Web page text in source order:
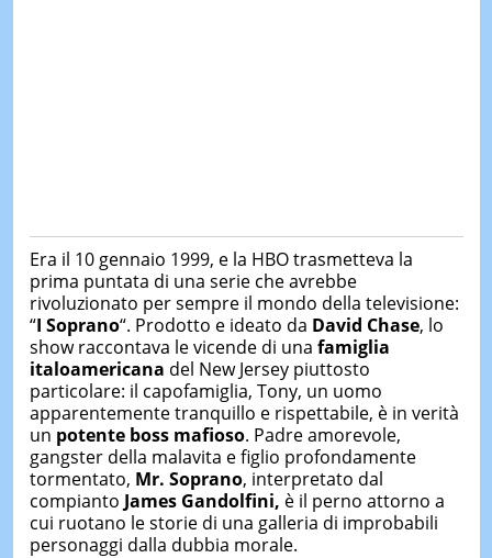
Era il 10 gennaio 1999, e la HBO trasmetteva la
prima puntata di una serie che avrebbe
rivoluzionato per sempre il mondo della televisione:
“I Soprano“. Prodotto e ideato da David Chase, lo
show raccontava le vicende di una famiglia
italoamericana del New Jersey piuttosto
particolare: il capofamiglia, Tony, un uomo
apparentemente tranquillo e rispettabile, è in verità
un potente boss mafioso. Padre amorevole,
gangster della malavita e figlio profondamente
tormentato, Mr. Soprano, interpretato dal
compianto James Gandolfini, è il perno attorno a
cui ruotano le storie di una galleria di improbabili
personaggi dalla dubbia morale.